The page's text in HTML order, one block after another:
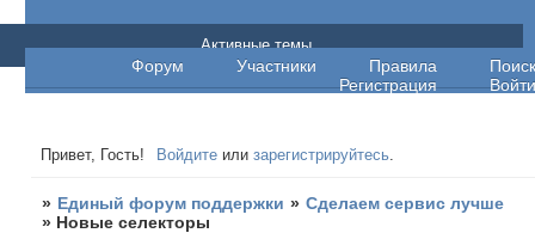
Единый форум поддержки
Форум Участники Правила
Поиск
Регистрация
Войти
Активные темы
Привет, Гость! Войдите илизарегистрируйтесь.
» Единый форум поддержки » Сделаем сервис лучше
» Новые селекторы